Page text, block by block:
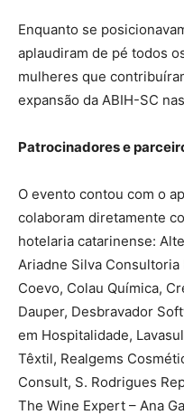
Enquanto se
aplaudiram de pé todos
mulheres que
expansão da ABIH-SC
Patrocinadores e
O evento contou com o
colaboram diretamente
hotelaria catarinense:
Ariadne Silva
Coevo, Colau Química,
Dauper, Desbravador
em Hospitalidade,
Têxtil, Realgems
Consult, S. Rodrigues
The Wine Expert – Ana